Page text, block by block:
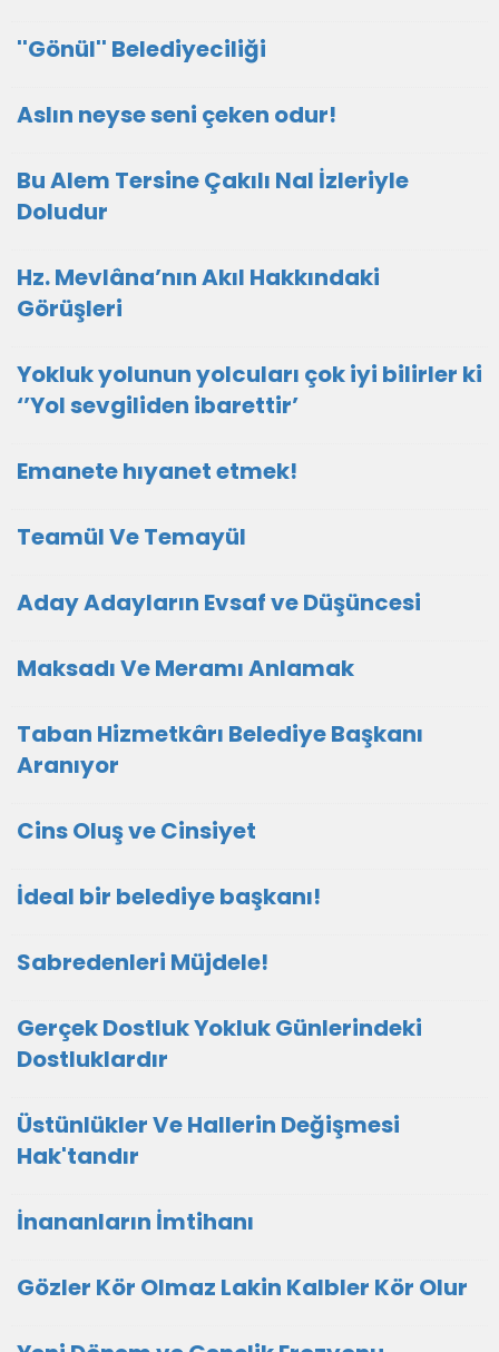
''Gönül'' Belediyeciliği
Aslın neyse seni çeken odur!
Bu Alem Tersine Çakılı Nal İzleriyle
Doludur
Hz. Mevlâna’nın Akıl Hakkındaki
Görüşleri
Yokluk yolunun yolcuları çok iyi bilirler ki
‘’Yol sevgiliden ibarettir’
Emanete hıyanet etmek!
Teamül Ve Temayül
Aday Adayların Evsaf ve Düşüncesi
Maksadı Ve Meramı Anlamak
Taban Hizmetkârı Belediye Başkanı
Aranıyor
Cins Oluş ve Cinsiyet
İdeal bir belediye başkanı!
Sabredenleri Müjdele!
Gerçek Dostluk Yokluk Günlerindeki
Dostluklardır
Üstünlükler Ve Hallerin Değişmesi
Hak'tandır
İnananların İmtihanı
Gözler Kör Olmaz Lakin Kalbler Kör Olur